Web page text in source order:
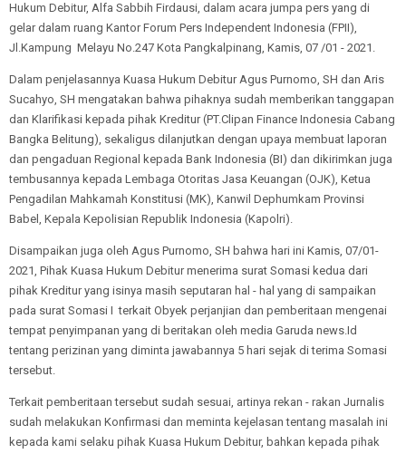
Hukum Debitur, Alfa Sabbih Firdausi, dalam acara jumpa pers yang di
gelar dalam ruang Kantor Forum Pers Independent Indonesia (FPII),
Jl.Kampung Melayu No.247 Kota Pangkalpinang, Kamis, 07 /01 - 2021.
Dalam penjelasannya Kuasa Hukum Debitur Agus Purnomo, SH dan Aris
Sucahyo, SH mengatakan bahwa pihaknya sudah memberikan tanggapan
dan Klarifikasi kepada pihak Kreditur (PT.Clipan Finance Indonesia Cabang
Bangka Belitung), sekaligus dilanjutkan dengan upaya membuat laporan
dan pengaduan Regional kepada Bank Indonesia (BI) dan dikirimkan juga
tembusannya kepada Lembaga Otoritas Jasa Keuangan (OJK), Ketua
Pengadilan Mahkamah Konstitusi (MK), Kanwil Dephumkam Provinsi
Babel, Kepala Kepolisian Republik Indonesia (Kapolri).
Disampaikan juga oleh Agus Purnomo, SH bahwa hari ini Kamis, 07/01-
2021, Pihak Kuasa Hukum Debitur menerima surat Somasi kedua dari
pihak Kreditur yang isinya masih seputaran hal - hal yang di sampaikan
pada surat Somasi I terkait Obyek perjanjian dan pemberitaan mengenai
tempat penyimpanan yang di beritakan oleh media Garuda news.Id
tentang perizinan yang diminta jawabannya 5 hari sejak di terima Somasi
tersebut.
Terkait pemberitaan tersebut sudah sesuai, artinya rekan - rakan Jurnalis
sudah melakukan Konfirmasi dan meminta kejelasan tentang masalah ini
kepada kami selaku pihak Kuasa Hukum Debitur, bahkan kepada pihak